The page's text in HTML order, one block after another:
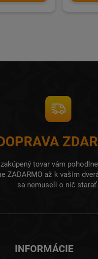
tovar vám
ZADARMO až k vaším
sa nemuseli o nič starať.
INFORMÁCIE